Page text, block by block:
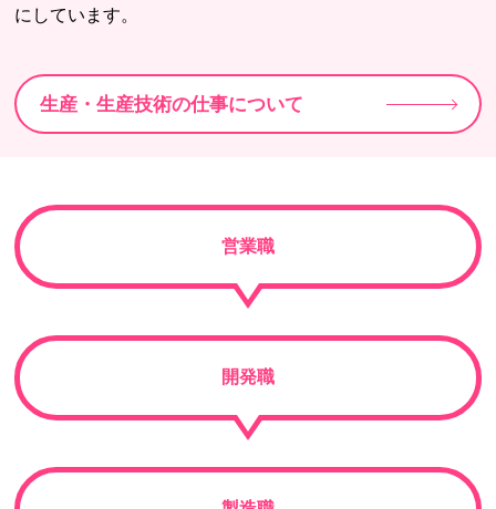
にしています。
生産・生産技術の仕事について
営業職
開発職